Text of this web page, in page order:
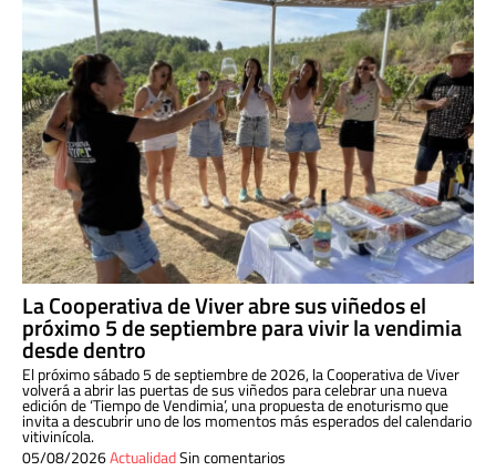
La Cooperativa de Viver abre sus viñedos el
próximo 5 de septiembre para vivir la vendimia
desde dentro
El próximo sábado 5 de septiembre de 2026, la Cooperativa de Viver
volverá a abrir las puertas de sus viñedos para celebrar una nueva
edición de ‘Tiempo de Vendimia’, una propuesta de enoturismo que
invita a descubrir uno de los momentos más esperados del calendario
vitivinícola.
05/08/2026ActualidadSin comentarios